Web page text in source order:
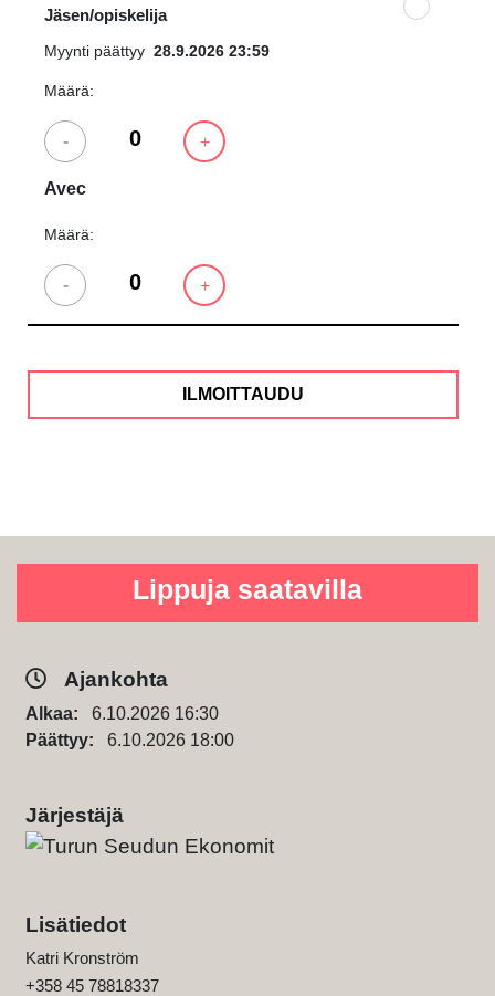
Jäsen/opiskelija
Myynti päättyy 28.9.2026 23:59
Määrä:
- +
Avec
Määrä:
- +
Lippuja saatavilla
Ajankohta
Alkaa: 6.10.2026 16:30
Päättyy: 6.10.2026 18:00
Järjestäjä
Lisätiedot
Katri Kronström
+358 45 78818337